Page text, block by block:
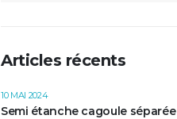
Articles récents
Semi étanche cagoule séparée
10 MAI 2024